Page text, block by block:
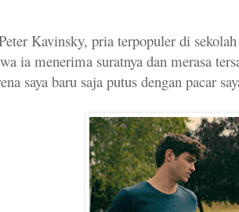
Kavinsky, pria terpopuler di
ia menerima suratnya dan merasa
saya baru saja putus dengan pacar